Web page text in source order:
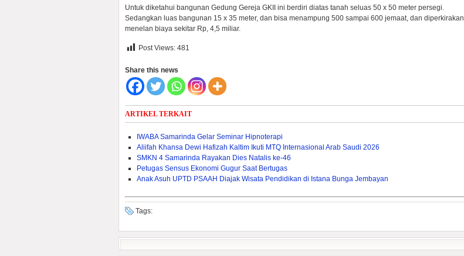
Untuk diketahui bangunan Gedung Gereja GKII ini berdiri diatas tanah seluas 50 x 50 meter persegi.
Sedangkan luas bangunan 15 x 35 meter, dan bisa menampung 500 sampai 600 jemaat, dan diperkirakan
menelan biaya sekitar Rp, 4,5 miliar.
Post Views: 481
Share this news
ARTIKEL TERKAIT
IWABA Samarinda Gelar Seminar Hipnoterapi
Aliifah Khansa Dewi Hafizah Kaltim Ikuti MTQ Internasional Arab Saudi 2026
SMKN 4 Samarinda Rayakan Dies Natalis ke-46
Petugas Sensus Ekonomi Gugur Saat Bertugas
Anak Asuh UPTD PSAAH Diajak Wisata Pendidikan di Istana Bunga Jembayan
Tags: